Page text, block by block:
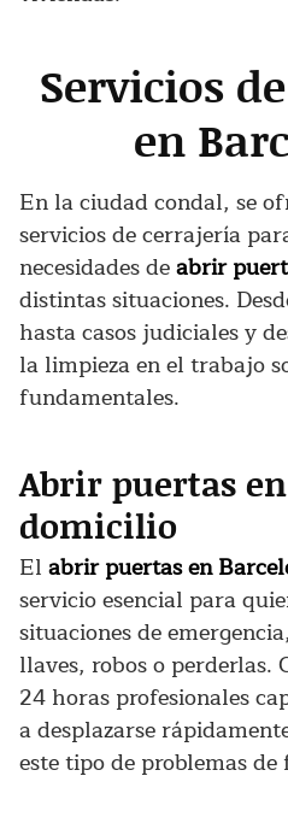
Servicios
en
En la ciudad condal, se
servicios de cerrajería
necesidades deabrir
distintas situaciones.
hasta casos judiciales y
la limpieza en el trabajo
fundamentales.
Abrir puertas
domicilio
El abrir puertas en
servicio esencial para
situaciones de
llaves, robos o perderlas.
24 horas profesionales
a desplazarse
este tipo de problemas